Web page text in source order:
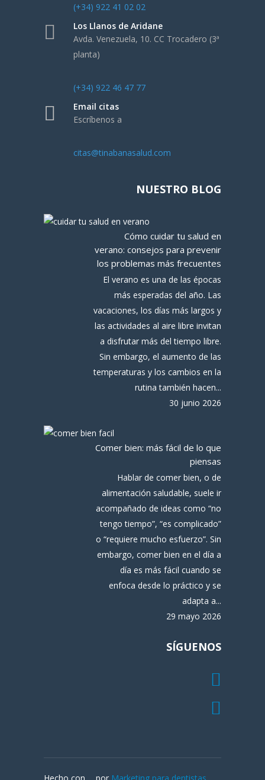
(+34) 922 41 02 02
Los Llanos de Aridane
Avda. Venezuela, 10. CC Trocadero (3ª
planta)
(+34) 922 46 47 77
Email citas
Escríbenos a
citas@tinabanasalud.com
NUESTRO BLOG
Cómo cuidar tu salud en
verano: consejos para prevenir
los problemas más frecuentes
El verano es una de las épocas
más esperadas del año. Las
vacaciones, los días más largos y
las actividades al aire libre invitan
a disfrutar más del tiempo libre.
Sin embargo, el aumento de las
temperaturas y los cambios en la
rutina también hacen...
30 junio 2026
Comer bien: más fácil de lo que
piensas
Hablar de comer bien, o de
alimentación saludable, suele ir
acompañado de ideas como “no
tengo tiempo”, “es complicado”
o “requiere mucho esfuerzo”. Sin
embargo, comer bien en el día a
día es más fácil cuando se
enfoca desde lo práctico y se
adapta a...
29 mayo 2026
SÍGUENOS
Hecho con por Marketing para dentistas